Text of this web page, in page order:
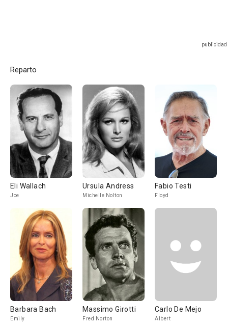
Reparto
Eli Wallach
Joe
Ursula Andress
Michelle Nolton
Fabio Testi
Floyd
Barbara Bach
Emily
Massimo Girotti
Fred Norton
Carlo De Mejo
Albert